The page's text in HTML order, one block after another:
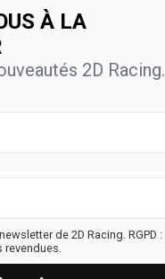
À LA
2D Racing.
de 2D Racing. RGPD :